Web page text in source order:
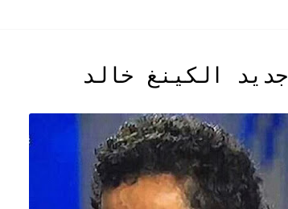
جديد الكينغ خالد